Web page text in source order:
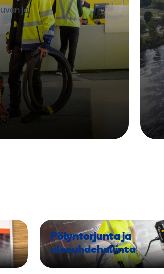
ja
Pölyntorjunta ja
olosuhdehallinta